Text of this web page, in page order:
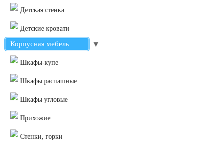
Детская стенка
Детские кровати
Корпусная мебель ▼
Шкафы-купе
Шкафы распашные
Шкафы угловые
Прихожие
Стенки, горки